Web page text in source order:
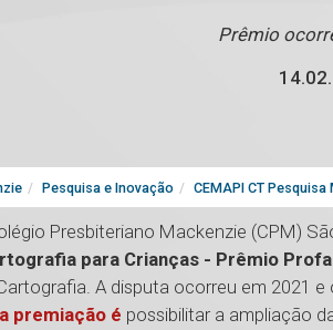
Prêmio
Pesquisa e Inovação CEMAPI CT
Presbiteriano Mackenzie (CPM)
para Crianças - Prêmio
A disputa ocorreu em 2021
premiação é possibilitar a ampliação